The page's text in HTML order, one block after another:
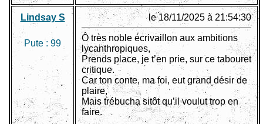
Lindsay S
Pute : 99
le 18/11/2025 à 21:54:30
Ô très noble écrivaillon aux ambitions
lycanthropiques,
Prends place, je t’en prie, sur ce tabouret
critique.
Car ton conte, ma foi, eut grand désir de
plaire,
Mais trébucha sitôt qu’il voulut trop en
faire.